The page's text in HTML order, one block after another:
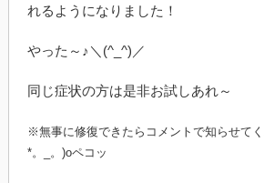
れるようになりました！
やった～♪＼(^_^)／
同じ症状の方は是非お試しあれ～
※無事に修復できたらコメントで知らせて
*。_。)oペコッ